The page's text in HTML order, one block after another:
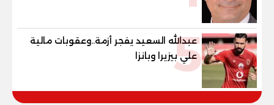
مصر"
5
عبدالله السعيد يفجر أزمة..وعقوبات مالية
علي بيزيرا وبانزا